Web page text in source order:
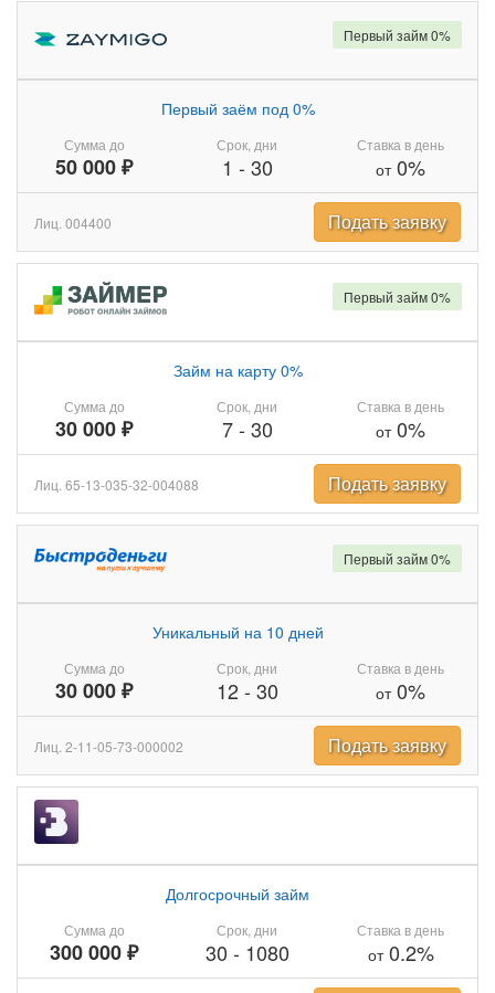
Сумма до
50 000 ₽
Первый заём под 0%
Срок, дни
1 - 30
Ставка в день
от0%
Первый займ 0%
Лиц. 004400 Подать заявку
Сумма до
30 000 ₽
Займ на карту 0%
Срок, дни
7- 30
Ставка в день
от0%
Первый займ 0%
Лиц. 65-13-035-32-004088 Подать заявку
Сумма до
30 000 ₽
Уникальный на 10 дней
Срок, дни
12- 30
Ставка в день
от0%
Первый займ 0%
Лиц. 2-11-05-73-000002 Подать заявку
Сумма до
300 000 ₽
Долгосрочный займ
Срок, дни
30 - 1080
Ставка в день
от0.2%